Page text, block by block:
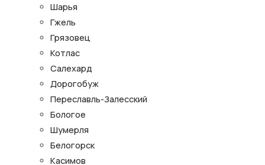
Шарья
Гжель
Грязовец
Котлас
Салехард
Дорогобуж
Переславль-Залесский
Бологое
Шумерля
Белогорск
Касимов